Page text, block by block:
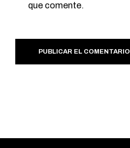
que comente.
PUBLICAR EL COMENTARIO